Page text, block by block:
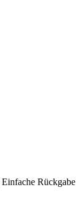
Einfache Rückgabe